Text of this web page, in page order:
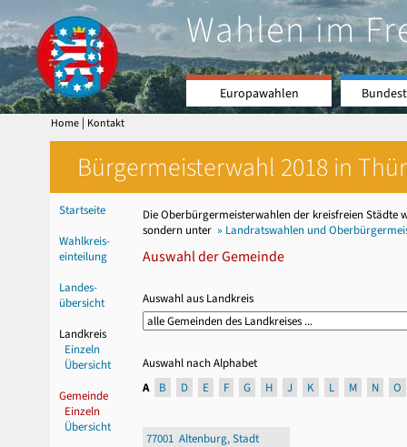
Wahlen im
Europawahlen
Home | Kontakt
Bürgermeisterwahl 2018 in
Startseite
Wahlkreis-
einteilung
Landes-
übersicht
Landkreis
Einzeln
Übersicht
Gemeinde
Einzeln
Übersicht
Die Oberbürgermeisterwahlen der kreisfreien
sondern unter » Landratswahlen und
Auswahl der Gemeinde
Auswahl aus Landkreis
Auswahl nach Alphabet
A
B D E F G H J K L M N O
77001 Altenburg, Stadt